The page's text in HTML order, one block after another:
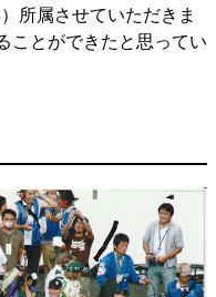
所属させていただきま
ことができたと思ってい